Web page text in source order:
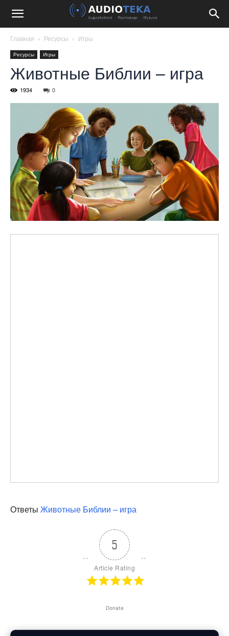
Главная Ресурсы Игры
Ресурсы Игры
Животные Библии – игра
1934 0
Ответы Животные Библии – игра
5
Article Rating
Donate